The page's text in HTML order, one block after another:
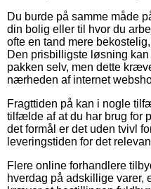
Du burde på samme måde
din bolig eller til hvor du
ofte en tand mere
Den prisbilligste løsning
pakken selv, men dette
nærheden af internet
Fragttiden på kan i nogle
tilfælde af at du har brug for
det formål er det uden tvivl
leveringstiden for det
Flere online forhandlere
hverdag på adskillige varer,